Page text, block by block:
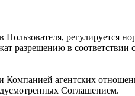
регулируется
в соответствии
агентских
Соглашением.